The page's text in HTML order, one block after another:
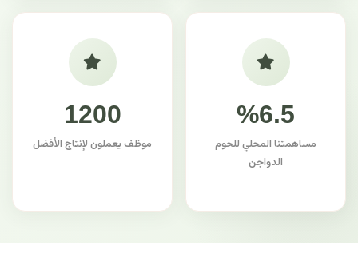
%6.5
مساهمتنا المحلي للحوم
الدواجن
1200
موظف يعملون لإنتاج الأفضل